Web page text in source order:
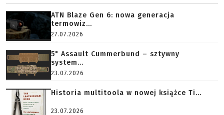
ATN Blaze Gen 6: nowa generacja
termowiz...
27.07.2026
5" Assault Cummerbund – sztywny
system...
23.07.2026
Historia multitoola w nowej książce Ti...
23.07.2026